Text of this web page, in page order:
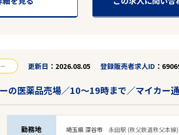
駅から探す
更新日 2026.08.05 登録販売者求人ID
の医薬品売場／10～19時まで／マイカー
勤務地 埼玉県 深谷市 永田駅 (秩父鉄道秩父本線)